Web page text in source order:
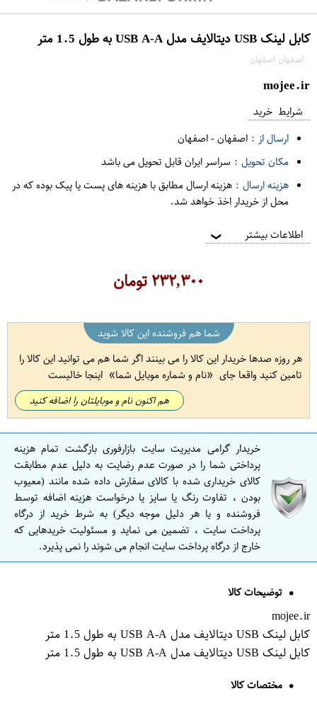
کابل لینک USB دیتالایف مدل USB A-A به طول 1.5 متر
اصفهان اصفهان
mojee.ir
شرایط خرید
ارسال از : اصفهان-اصفهان
مکان تحویل : سراسر ایران قابل تحویل می باشد
هزینه ارسال : هزینه ارسال مطابق با هزینه های پست یا پیک بوده که در
محل از خریدار اخذ خواهد شد.
اطلاعات بیشتر ❯
۲۳۲,۳۰۰تومان
شما هم فروشنده این کالا شوید
هر روزه صدها خریدار این کالا را می بینند اگر شما هم می توانید این کالا را
تامین کنید واقعا جای
نام و شماره موبایل شما اینجا خالیست
هم اکنون نام و موبایلتان را اضافه کنید
خریدار گرامی مدیریت سایت بازارفوری بازگشت تمام هزینه
پرداختی شما را در صورت عدم رضایت به دلیل عدم مطابقت
کالای خریداری شده با کالای سفارش داده شده مانند (معیوب
بودن ، تفاوت رنگ یا سایز یا درخواست هزینه اضافه توسط
فروشنده و یا هر دلیل موجه دیگر) به شرط خرید از درگاه
پرداخت سایت ، تضمین می نماید و مسئولیت خریدهایی که
خارج از درگاه پرداخت سایت انجام می شوند را نمی پذیرد.
توضیحات کالا
mojee.ir
کابل لینک USB دیتالایف مدل USB A-A به طول 1.5 متر
کابل لینک USB دیتالایف مدل USB A-A به طول 1.5 متر
مختصات کالا